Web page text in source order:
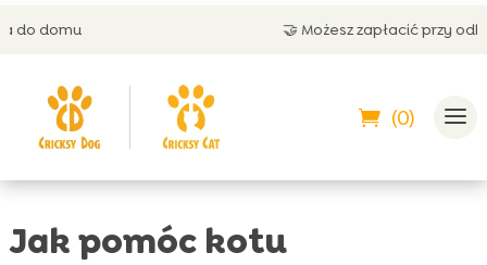
🤝 Możesz zapłacić przy odbiorze
(0)
Jak pomóc kotu